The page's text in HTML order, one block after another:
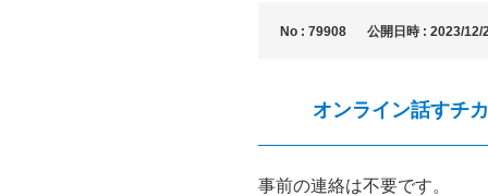
No : 79908 公開日時 : 2023/12/
オンライン話すチ
事前の連絡は不要です。